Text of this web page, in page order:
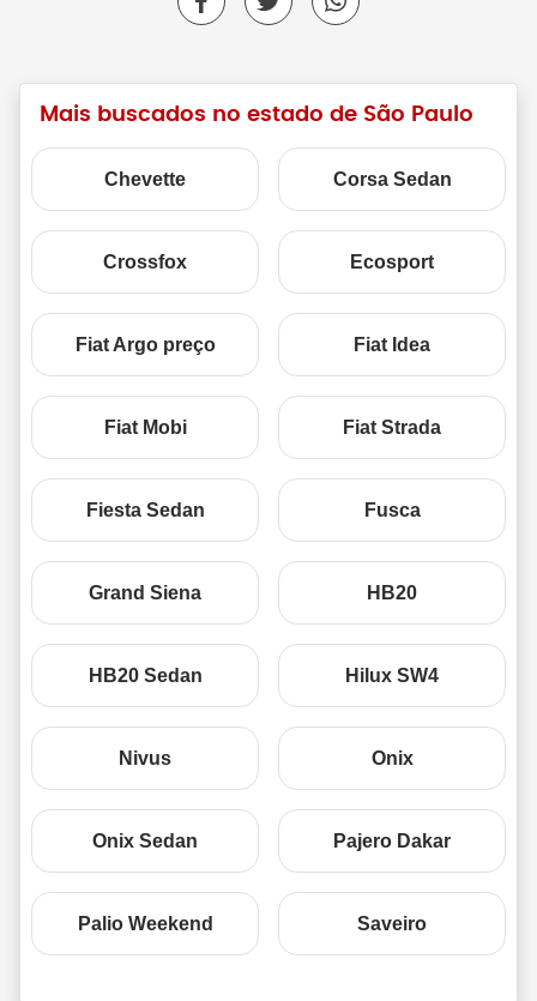
Mais buscados no estado de São Paulo
Chevette Corsa Sedan
Crossfox Ecosport
Fiat Argo preço Fiat Idea
Fiat Mobi Fiat Strada
Fiesta Sedan Fusca
Grand Siena HB20
HB20 Sedan Hilux SW4
Nivus Onix
Onix Sedan Pajero Dakar
Palio Weekend Saveiro